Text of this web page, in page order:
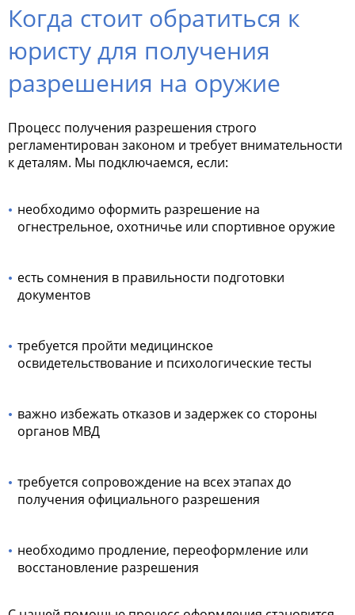
Когда стоит обратиться к
юристу для получения
разрешения на оружие
Процесс получения разрешения строго
регламентирован законом и требует внимательности
к деталям. Мы подключаемся, если:
необходимо оформить разрешение на
огнестрельное, охотничье или спортивное оружие
есть сомнения в правильности подготовки
документов
требуется пройти медицинское
освидетельствование и психологические тесты
важно избежать отказов и задержек со стороны
органов МВД
требуется сопровождение на всех этапах до
получения официального разрешения
необходимо продление, переоформление или
восстановление разрешения